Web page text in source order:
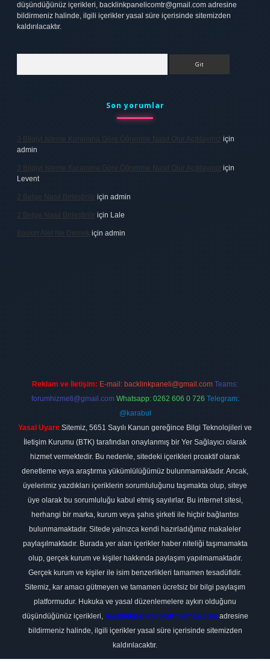
düşündüğünüz içerikleri, backlinkpanelicomtr@gmail.com adresine
bildirmeniz halinde, ilgili içerikler yasal süre içerisinde sitemizden
kaldırılacaktır.
Son yorumlar
3 Bilgiyi Işleme Kuramına Göre Öğrenme Nasıl Olur Açıklayınız için
admin
3 Bilgiyi Işleme Kuramına Göre Öğrenme Nasıl Olur Açıklayınız için
Levent
2 Belge Nasıl Birleştirilir için admin
2 Belge Nasıl Birleştirilir için Lale
Baskın Alel Ne Demek için admin
Reklam ve İletişim: E-mail: backlinkpaneli@gmail.com Teams:
forumhizmeti@gmail.com Whatsapp: 0262 606 0 726 Telegram:
@karabul
Yasal Uyarı: Sitemiz, 5651 Sayılı Kanun gereğince Bilgi Teknolojileri ve
İletişim Kurumu (BTK) tarafından onaylanmış bir Yer Sağlayıcı olarak
hizmet vermektedir. Bu nedenle, sitedeki içerikleri proaktif olarak
denetleme veya araştırma yükümlülüğümüz bulunmamaktadır. Ancak,
üyelerimiz yazdıkları içeriklerin sorumluluğunu taşımakta olup, siteye
üye olarak bu sorumluluğu kabul etmiş sayılırlar. Bu internet sitesi,
herhangi bir marka, kurum veya şahıs şirketi ile hiçbir bağlantısı
bulunmamaktadır. Sitede yalnızca kendi hazırladığımız makaleler
paylaşılmaktadır. Burada yer alan içerikler haber niteliği taşımamakta
olup, gerçek kurum ve kişiler hakkında paylaşım yapılmamaktadır.
Gerçek kurum ve kişiler ile isim benzerlikleri tamamen tesadüfidir.
Sitemiz, kar amacı gütmeyen ve tamamen ücretsiz bir bilgi paylaşım
platformudur. Hukuka ve yasal düzenlemelere aykırı olduğunu
düşündüğünüz içerikleri, backlinkpanelicomtr@gmail.com adresine
bildirmeniz halinde, ilgili içerikler yasal süre içerisinde sitemizden
kaldırılacaktır.